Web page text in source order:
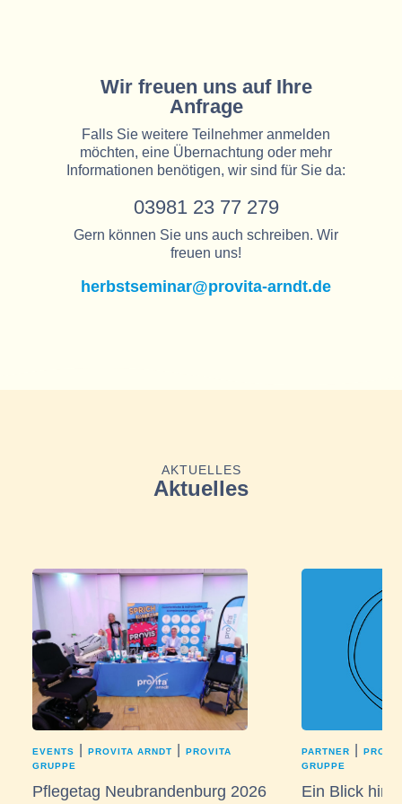
Wir freuen uns auf Ihre
Anfrage
Falls Sie weitere Teilnehmer anmelden
möchten, eine Übernachtung oder mehr
Informationen benötigen, wir sind für Sie da:
03981 23 77 279
Gern können Sie uns auch schreiben. Wir
freuen uns!
herbstseminar@provita-arndt.de
AKTUELLES
Aktuelles
EVENTS PROVITA ARNDT
PROVITA
GRUPPE
Pflegetag Neubrandenburg 2026
PARTNER
GRUPPE
Ein Blick